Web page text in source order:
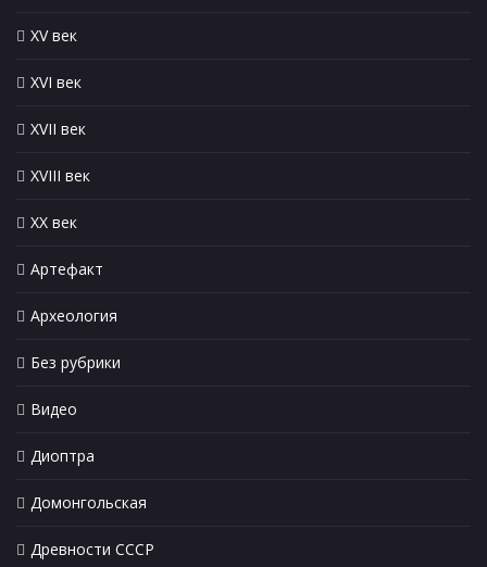
XV век
XVI век
XVII век
XVIII век
XX век
Артефакт
Археология
Без рубрики
Видео
Диоптра
Домонгольская
Древности СССР